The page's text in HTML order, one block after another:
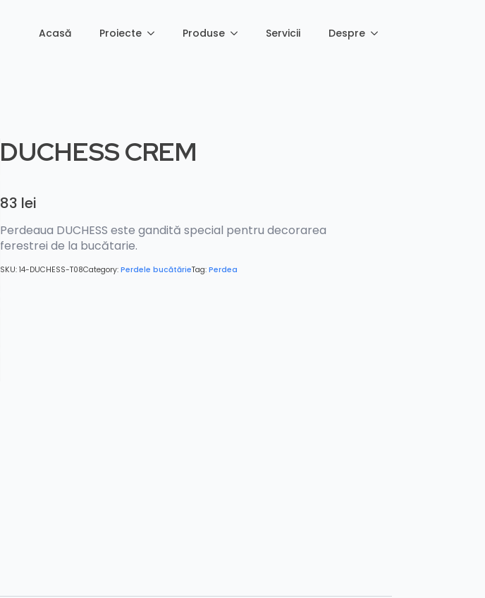
Acasă Proiecte Produse Servicii Despre
DUCHESS CREM
83 lei
Perdeaua DUCHESS este gandită special pentru decorarea
ferestrei de la bucătarie.
SKU: 14-DUCHESS-T08Category: Perdele bucătărieTag: Perdea